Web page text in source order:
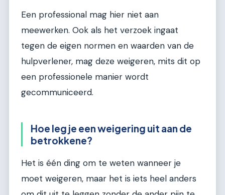
Een professional mag hier niet aan
meewerken. Ook als het verzoek ingaat
tegen de eigen normen en waarden van de
hulpverlener, mag deze weigeren, mits dit op
een professionele manier wordt
gecommuniceerd.
Hoe leg je een weigering uit aan de
betrokkene?
Het is één ding om te weten wanneer je
moet weigeren, maar het is iets heel anders